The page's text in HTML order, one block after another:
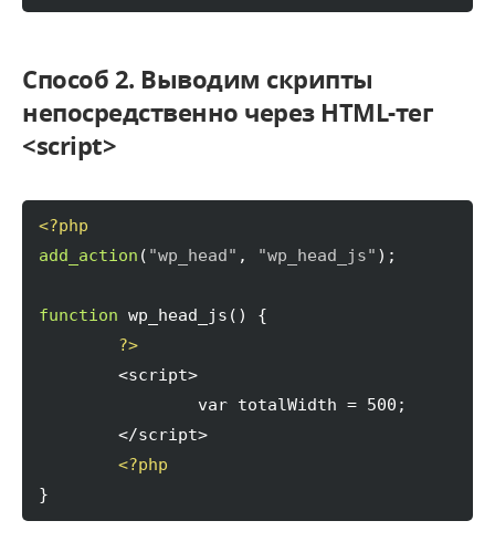
Способ 2. Выводим скрипты
непосредственно через HTML-тег
<script>
<?php
add_action ( "wp_head" , "wp_head_js" ) ;
function wp_head_js ( )
{
?>
<?php
}